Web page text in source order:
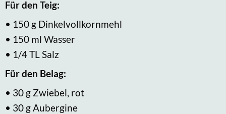
Für den Teig:
• 150 g Dinkelvollkornmehl
• 150 ml Wasser
• 1/4 TL Salz
Für den Belag:
• 30 g Zwiebel, rot
• 30 g Aubergine